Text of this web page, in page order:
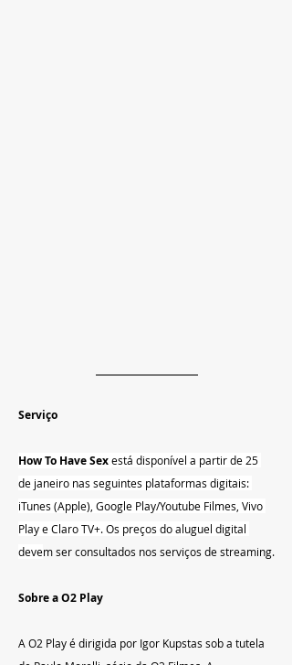
Serviço
How To Have Sex está disponível a partir de 25
de janeiro nas seguintes plataformas digitais:
iTunes (Apple), Google Play/Youtube Filmes, Vivo
Play e Claro TV+. Os preços do aluguel digital
devem ser consultados nos serviços de streaming.
Sobre a O2 Play
A O2 Play é dirigida por Igor Kupstas sob a tutela